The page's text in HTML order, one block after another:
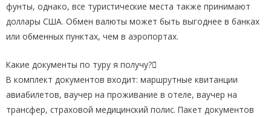
фунты, однако, все туристические места также принимают
доллары США. Обмен валюты может быть выгоднее в банках
или обменных пунктах, чем в аэропортах.
Какие документы по туру я получу?
В комплект документов входит: маршрутные квитанции
авиабилетов, ваучер на проживание в отеле, ваучер на
трансфер, страховой медицинский полис. Пакет документов